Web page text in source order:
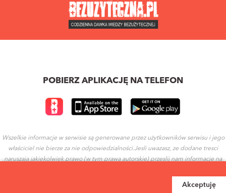
Akceptuję
POBIERZ APLIKACJĘ NA TELEFON
Wszelkie informacje w serwisie są generowane przez użytkowników serwisu i jego
właściciel nie bierze za nie odpowiedzialności.Jesli uwazasz, ze dodane tresci
naruszaja jakiekolwiek prawo (w tym prawa autorskie) przeslij nam informacje na